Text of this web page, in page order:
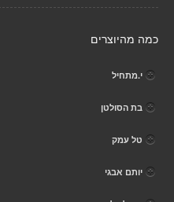
כמה מהיוצרים
י.מתחיל
בת הסולטן
טל עמק
יותם אבגי